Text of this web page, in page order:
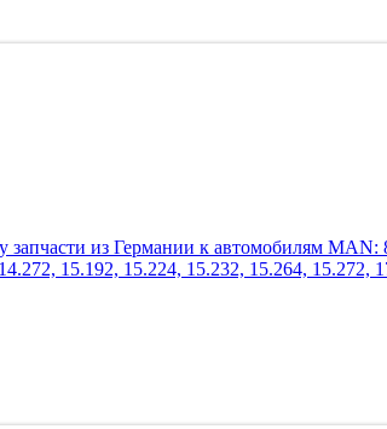
запчасти из Германии к автомобилям MAN:
15.192, 15.224, 15.232, 15.264, 15.272,